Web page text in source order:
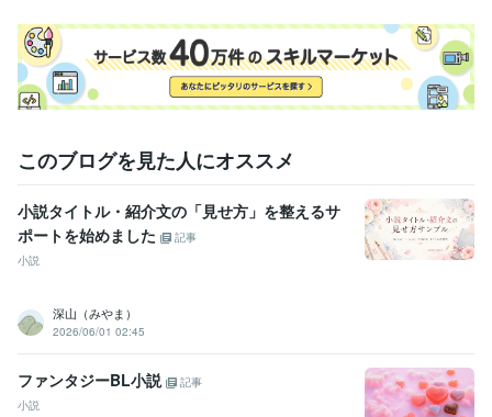
オンラインレッスン・習い事
貿易の商社経験
学歴
神田外語大学 1997年3月 ~ 2001年2月
このブログを見た人にオススメ
小説タイトル・紹介文の「見せ方」を整えるサ
ポートを始めました
記事
小説
深山（みやま）
2026/06/01 02:45
ファンタジーBL小説
記事
小説